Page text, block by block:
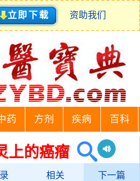
立即下载 资助我们
药 方剂 疾病 百科
上的癌瘤
相关 下一篇